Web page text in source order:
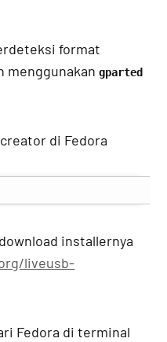
format
menggunakangparted
di Fedora
installernya
liveusb-
Fedora di terminal